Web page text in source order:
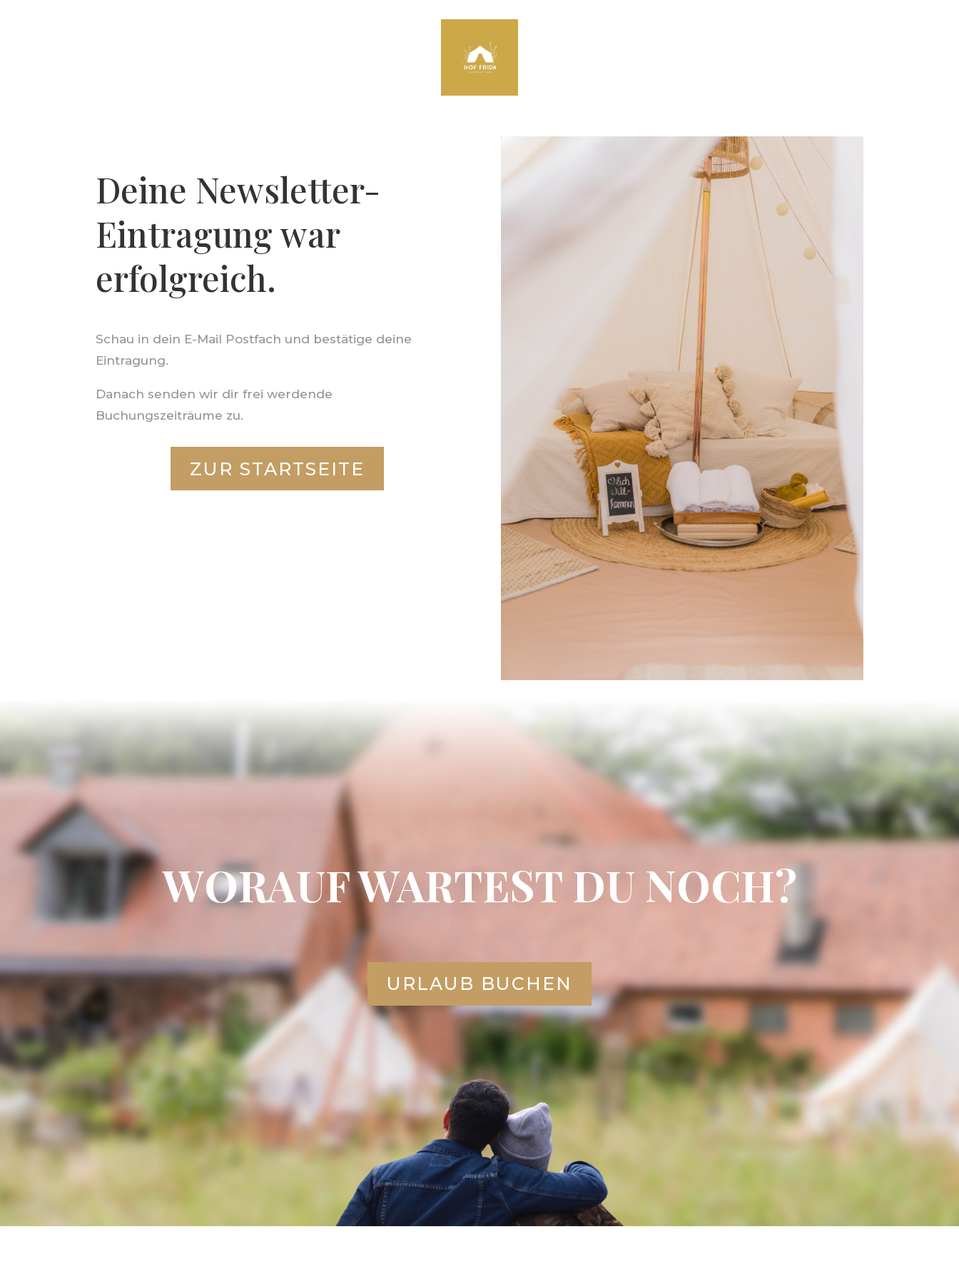
Deine Newsletter-
Eintragung war
erfolgreich.
Schau in dein E-Mail Postfach und bestätige deine
Eintragung.
Danach senden wir dir frei werdende
Buchungszeiträume zu.
ZUR STARTSEITE
WORAUF WARTEST DU NOCH?
URLAUB BUCHEN